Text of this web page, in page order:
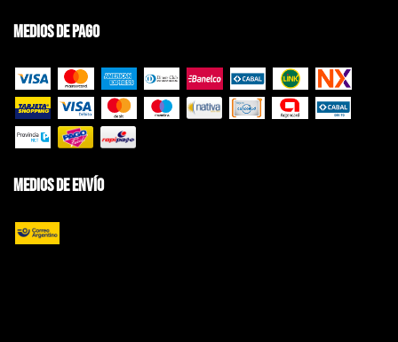
Medios de pago
Medios de envío